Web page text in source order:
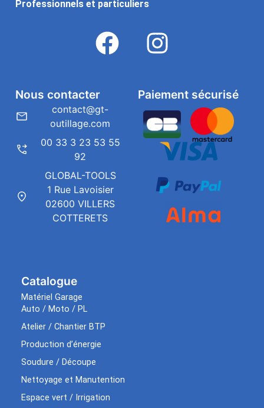
Professionnels et particuliers
Catalogue
Matériel Garage
Auto / Moto / PL
Atelier / Chantier BTP
Production d’énergie
Soudure / Découpe
Nettoyage et Manutention
Espace vert / Irrigation
Paiement sécurisé
Nous contacter
contact@gt-
outillage.com
00 33 3 23 53 55
92
GLOBAL-TOOLS
1 Rue Lavoisier
02600 VILLERS
COTTERETS